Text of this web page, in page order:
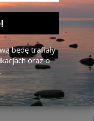
będę trafiały
oraz o